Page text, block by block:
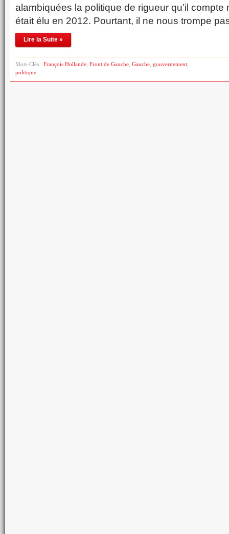
alambiquées la politique de rigueur qu’il compte
était élu en 2012. Pourtant, il ne nous trompe
Lire la Suite »
Mots-Clés : François Hollande Front de Gauche Gauche gouvernement
politique